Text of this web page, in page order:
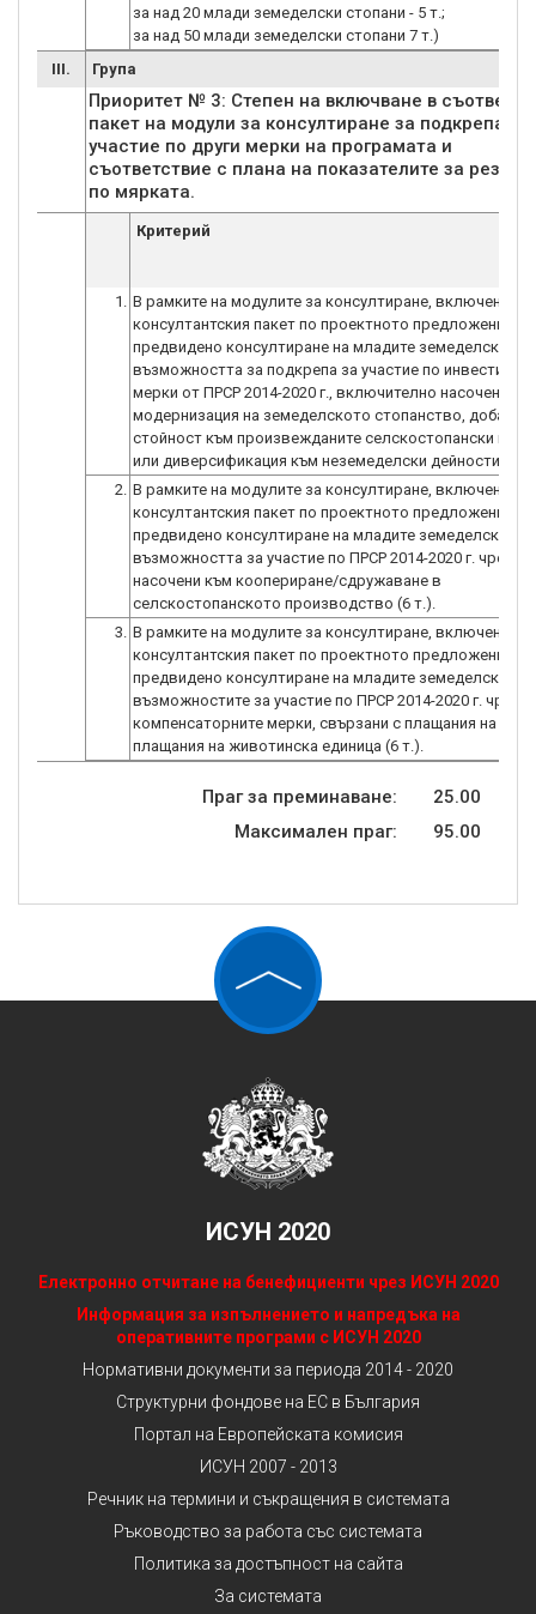
за над 20 млади земеделски стопани - 5 т.;
за над 50 млади земеделски стопани 7 т.)
III.
Група
Приоритет № 3: Степен на включване в
пакет на модули за консултиране за подкрепа за
участие по други мерки на програмата и
съответствие с плана на показателите за
по мярката.
Критерий
1. В рамките на модулите за консултиране, включени в
консултантския пакет по проектното предложение, е
предвидено консултиране на младите земеделски
възможността за подкрепа за участие по
мерки от ПРСР 2014-2020 г., включително насочени
модернизация на земеделското стопанство,
стойност към произвежданите селскостопански
или диверсификация към неземеделски дейности (6
2. В рамките на модулите за консултиране, включени в
консултантския пакет по проектното предложение, е
предвидено консултиране на младите земеделски
възможността за участие по ПРСР 2014-2020 г. чрез
насочени към коопериране/сдружаване в
селскостопанското производство (6 т.).
3. В рамките на модулите за консултиране, включени в
консултантския пакет по проектното предложение, е
предвидено консултиране на младите земеделски
възможностите за участие по ПРСР 2014-2020 г. чрез
компенсаторните мерки, свързани с плащания на
плащания на животинска единица (6 т.).
25.00
Праг за преминаване:
95.00
Максимален праг:
ИСУН 2020
Електронно отчитане на бенефициенти чрез ИСУН 2020
Информация за изпълнението и напредъка на
оперативните програми с ИСУН 2020
Нормативни документи за периода 2014 - 2020
Структурни фондове на ЕС в България
Портал на Европейската комисия
ИСУН 2007 - 2013
Речник на термини и съкращения в системата
Ръководство за работа със системата
Политика за достъпност на сайта
За системата